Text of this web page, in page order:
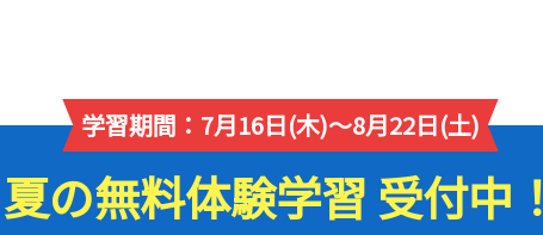
学習期間：7月16日(木)～8月22日(土)
夏の無料体験学習 受付中！